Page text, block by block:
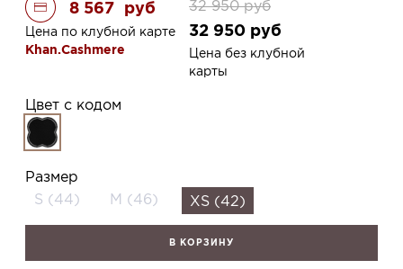
8 567 руб
Цена по клубной карте
Khan.Cashmere
32 950 руб
32 950 руб
Цена без клубной
карты
Цвет с кодом
Размер
S (44)
M (46) XS (42)
В КОРЗИНУ